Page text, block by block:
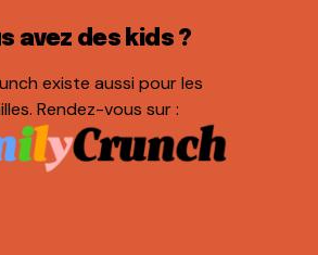
avez des kids ?
existe aussi pour les
Rendez-vous sur :